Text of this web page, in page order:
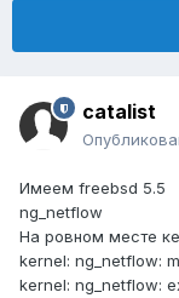
catalist
Имеем freebsd 5.5
ng_netflow
На ровном месте
kernel: ng_netflow:
kernel: ng_netflow: